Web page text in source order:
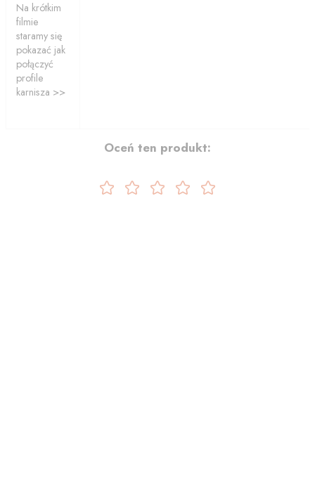
Na krótkim
filmie
staramy się
pokazać jak
połączyć
profile
karnisza >>
Oceń ten produkt: